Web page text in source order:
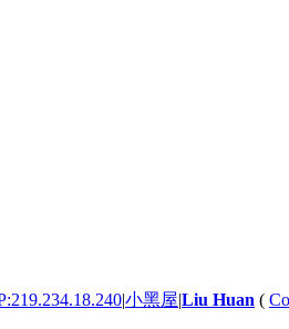
|小黑屋|Liu Huan (